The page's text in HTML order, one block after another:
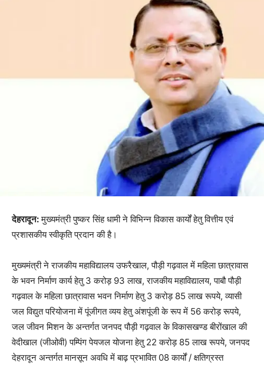
देहरादून:मुख्यमंत्री पुष्कर सिंह धामी ने विभिन्न विकास कार्यों हेतु वित्तीय एवं
प्रशासकीय स्वीकृति प्रदान की है।
मुख्यमंत्री ने राजकीय महाविद्यालय उफरैखाल, पौड़ी गढ़वाल में महिला छात्रावास
के भवन निर्माण कार्य हेतु 3 करोड़ 93 लाख, राजकीय महाविद्यालय, पाबौ पौड़ी
गढ़वाल के महिला छात्रावास भवन निर्माण हेतु 3 करोड़ 85 लाख रूपये, व्यासी
जल विद्युत परियोजना में पूंजीगत व्यय हेतु अंशपूंजी के रूप में 56 करोड़ रूपये,
जल जीवन मिशन के अन्तर्गत जनपद पौड़ी गढ़वाल के विकासखण्ड बीरोंखाल की
वेदीखाल (जीओवी) पम्पिंग पेयजल योजना हेतु 22 करोड़ 85 लाख रूपये, जनपद
देहरादून अन्तर्गत मानसून अवधि में बाढ़ प्रभावित 08 कार्यों / क्षतिग्रस्त